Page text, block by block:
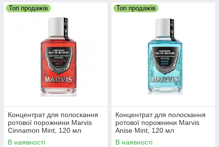
Топ продажів
Концентрат для полоскання
ротової порожнини Marvis
Cinnamon Mint, 120 мл
(8004395111572)
В наявності
Топ продажів
Концентрат для полоскання
ротової порожнини Marvis
Anise Mint, 120 мл
(8004999111576)
В наявності